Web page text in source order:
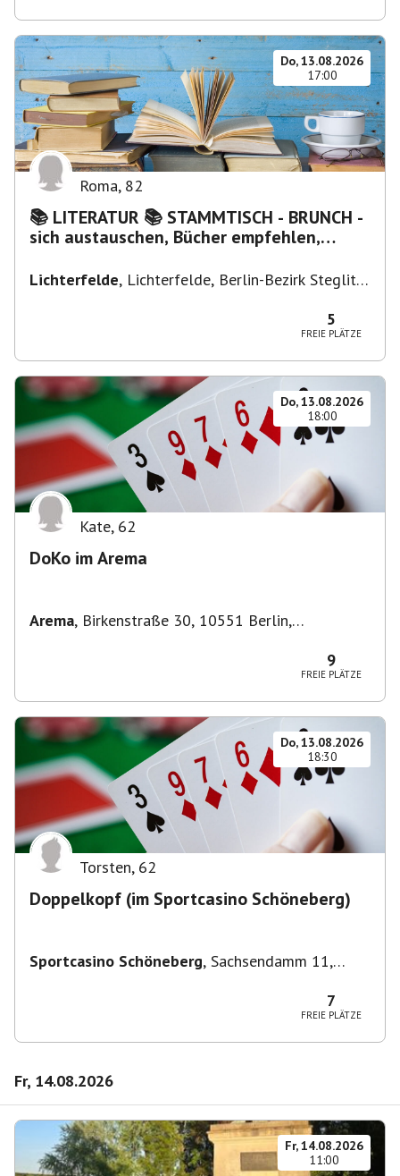
Do, 13.08.2026
17:00
Roma, 82
📚 LITERATUR 📚 STAMMTISCH - BRUNCH -
sich austauschen, Bücher empfehlen,
Lichterfelde, Lichterfelde, Berlin-Bezirk Steglitz-
5
FREIE PLÄTZE
Do, 13.08.2026
18:00
Kate, 62
DoKo im Arema
Arema, Birkenstraße 30, 10551 Berlin,
9
FREIE PLÄTZE
Do, 13.08.2026
18:30
Torsten, 62
Doppelkopf (im Sportcasino Schöneberg)
Sportcasino Schöneberg, Sachsendamm 11,
7
FREIE PLÄTZE
Fr, 14.08.2026
Fr, 14.08.2026
11:00